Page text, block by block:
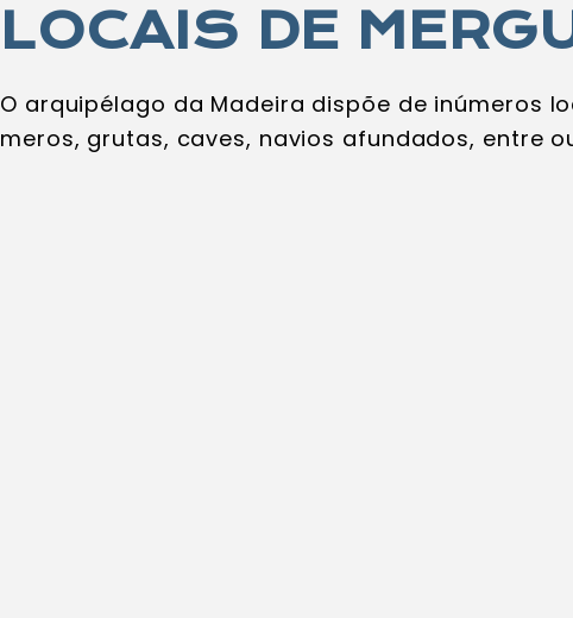
LOCAIS DE
O arquipélago da Madeira dispõe de inúmeros
meros, grutas, caves, navios afundados, entre